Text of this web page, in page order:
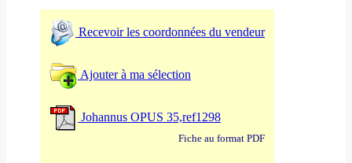
Recevoir les coordonnées du vendeur
Ajouter à ma sélection
Johannus OPUS 35,ref1298
Fiche au format PDF